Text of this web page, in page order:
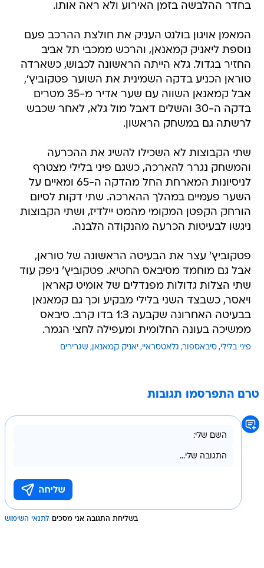
בחדר ההלבשה בזמן האירוע ולא ראה אותו.
המאמן אויגון בולנט העניק את חולצת ההרכב פעם
נוספת ליאניק קמאנאן, והרכש ממכבי תל אביב
החזיר בגדול. גלא הייתה הראשונה לכבוש, כשארדה
טוראן הכניע בדקה השמינית את השוער פטקוביץ',
אבל קמאנאן השווה עם שער אדיר מ-35 מטרים
בדקה ה-30 והשלים דאבל מול גלא, לאחר שכבש
לרשתה גם במשחק הראשון.
שתי הקבוצות לא השכילו להשיג את ההכרעה
והמשחק נגרר להארכה, כשגם פיני בלילי מצטרף
לניסיונות המארחת החל מהדקה ה-65 ומאיים על
השער פעמיים במהלך ההארכה. שתי דקות לסיום
הורחק הקפטן המקומי מהמט יילדיז, ושתי הקבוצות
ניגשו לבעיטות הכרעה מהנקודה הלבנה.
פטקוביץ' עצר את הבעיטה הראשונה של טוראן,
אבל גם מוחמד מסיבאס החטיא. פטקוביץ' ניפק עוד
שתי הצלות גדולות מפנדלים של אומיט קאראן
ויאסר, כשבצד השני בלילי מבקיע וכך גם קמאנאן
בבעיטה האחרונה שקבעה 1:3 בדו קרב. סיבאס
ממשיכה בעונה החלומית ומעפילה לחצי הגמר.
פיני בלילי סיבאספור גלאטסראיי יאניק קמאנאן שגרירים
טרם התפרסמו תגובות
בשליחת התגובה אני מסכים לתנאי השימוש